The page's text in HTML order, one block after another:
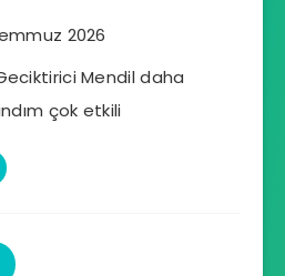
2026
Mendil daha
çok etkili